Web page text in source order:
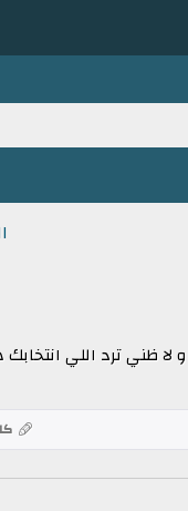
... و لا ظني ترد اللي